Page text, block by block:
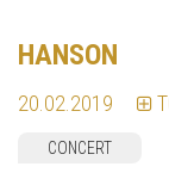
HANSON
20.02.2019
CONCERT